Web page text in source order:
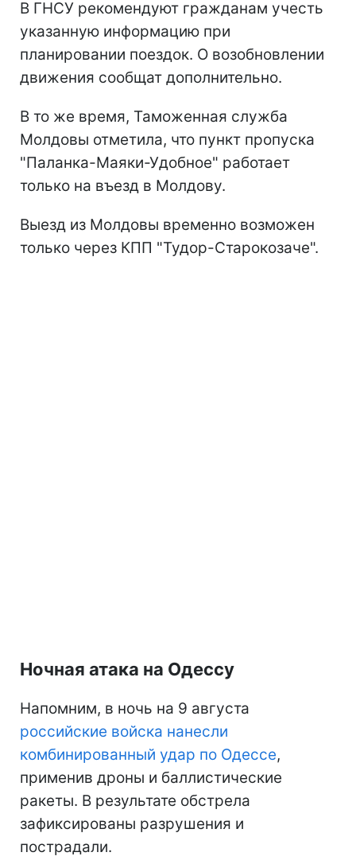
В ГНСУ рекомендуют гражданам учесть
указанную информацию при
планировании поездок. О возобновлении
движения сообщат дополнительно.
В то же время, Таможенная служба
Молдовы отметила, что пункт пропуска
"Паланка-Маяки-Удобное" работает
только на въезд в Молдову.
Выезд из Молдовы временно возможен
только через КПП "Тудор-Старокозаче".
Ночная атака на Одессу
Напомним, в ночь на 9 августа
российские войска нанесли
комбинированный удар по Одессе,
применив дроны и баллистические
ракеты. В результате обстрела
зафиксированы разрушения и
пострадали.